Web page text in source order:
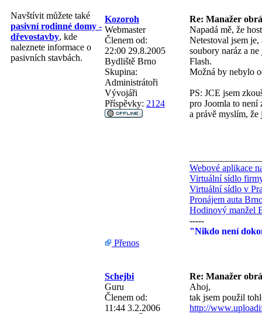
Navštívit můžete také
pasivní rodinné domy -
dřevostavby, kde
naleznete informace o
pasivních stavbách.
Kozoroh
Re: Manažer
Webmaster
Členem od:
22:00 29.8.2005
Bydliště Brno
Skupina:
Administrátoři
Vývojáři
Příspěvky: 2124
Napadá mě, že
Netestoval jsem
soubory naráz a
Flash.
Možná by nebylo
PS: JCE jsem
pro Joomla to není
a právě myslím, že
Webové aplikace
Virtuální sídlo
Virtuální sídlo v
Pronájem auta
Hodinový manžel
-----
"Nikdo není
Přenos
Schejbi
Re: Manažer
Guru
Členem od:
11:44 3.2.2006
Ahoj,
tak jsem použil
http://